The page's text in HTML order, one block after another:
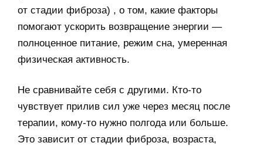
от стадии фиброза) , о том, какие факторы
помогают ускорить возвращение энергии —
полноценное питание, режим сна, умеренная
физическая активность.
Не сравнивайте себя с другими. Кто-то
чувствует прилив сил уже через месяц после
терапии, кому-то нужно полгода или больше.
Это зависит от стадии фиброза, возраста,